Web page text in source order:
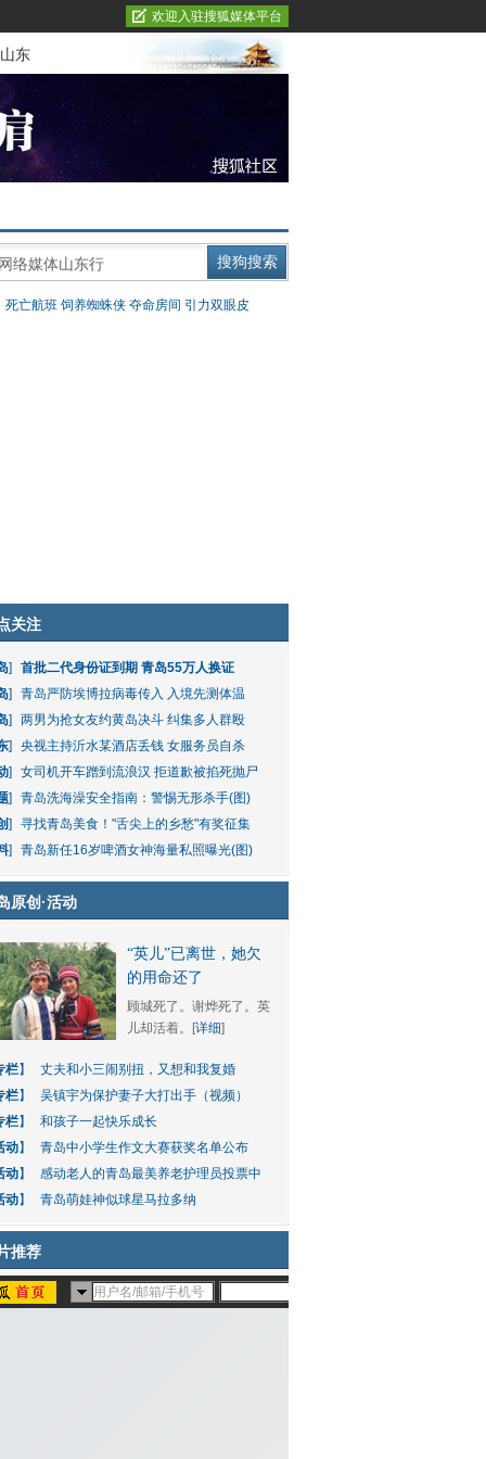
欢迎入驻搜狐媒体平台
山东
死亡航班 饲养蜘蛛侠 夺命房间 引力双眼皮
关注
]
首批二代身份证到期 青岛55万人换证
]
青岛严防埃博拉病毒传入 入境先测体温
]
两男为抢女友约黄岛决斗 纠集多人群殴
]
央视主持沂水某酒店丢钱 女服务员自杀
]
女司机开车蹭到流浪汉 拒道歉被掐死抛尸
]
青岛洗海澡安全指南：警惕无形杀手(图)
]
寻找青岛美食！"舌尖上的乡愁"有奖征集
] 青岛新任16岁啤酒女神海量私照曝光(图)
原创 ·活动
“英儿”已离世，她欠
的用命还了
顾城死了。谢烨死了。英
儿却活着。[详细]
栏】
丈夫和小三闹别扭，又想和我复婚
栏】
吴镇宇为保护妻子大打出手（视频）
栏】
和孩子一起快乐成长
动】
青岛中小学生作文大赛获奖名单公布
动】
感动老人的青岛最美养老护理员投票中
动】 青岛萌娃神似球星马拉多纳
推荐